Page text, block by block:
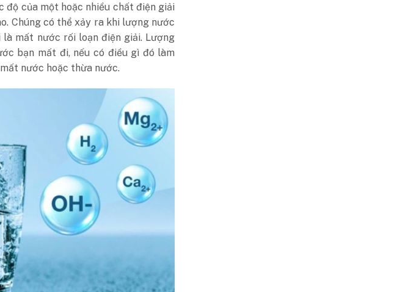
độ của một hoặc nhiều chất điện giải
Chúng có thể xảy ra khi lượng nước
mất nước rối loạn điện giải. Lượng
bạn mất đi, nếu có điều gì đó làm
nước hoặc thừa nước.